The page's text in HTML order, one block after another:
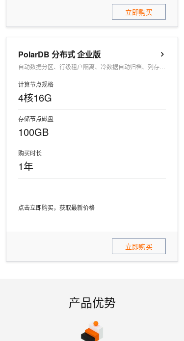
立即购买
PolarDB 分布式 企业版
计算节点规格
4核16G
存储节点磁盘
100GB
购买时长
1年
点击立即购买，获取最新价格
立即购买
产品优势